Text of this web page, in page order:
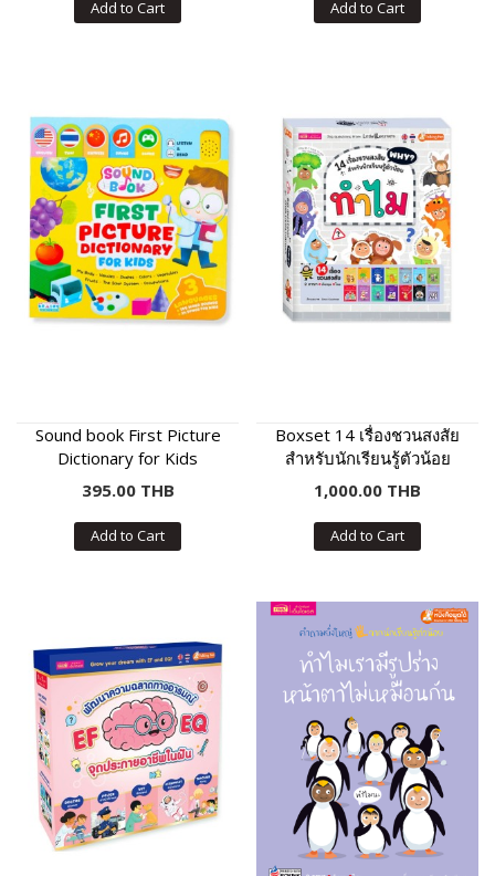
Add to Cart Add to Cart
Sound book First Picture
Dictionary for Kids
395.00 THB
Add to Cart
Boxset 14 เรื่องชวนสงสัย
สำหรับนักเรียนรู้ตัวน้อย
1,000.00 THB
Add to Cart